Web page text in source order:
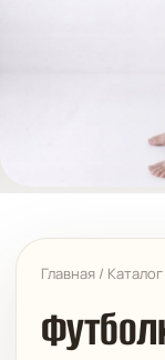
Главная / Каталог